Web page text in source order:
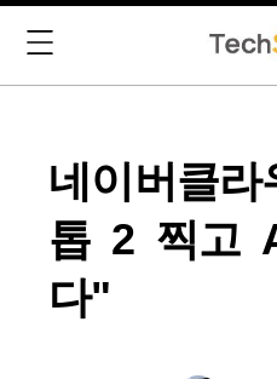
네이버클
톱 2 찍고
다"